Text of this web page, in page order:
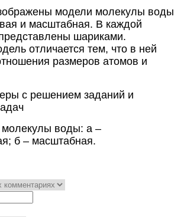
модели молекулы воды
и масштабная. В каждой
шариками.
отличается тем, что в ней
размеров атомов и
воды: а –
б – масштабная.